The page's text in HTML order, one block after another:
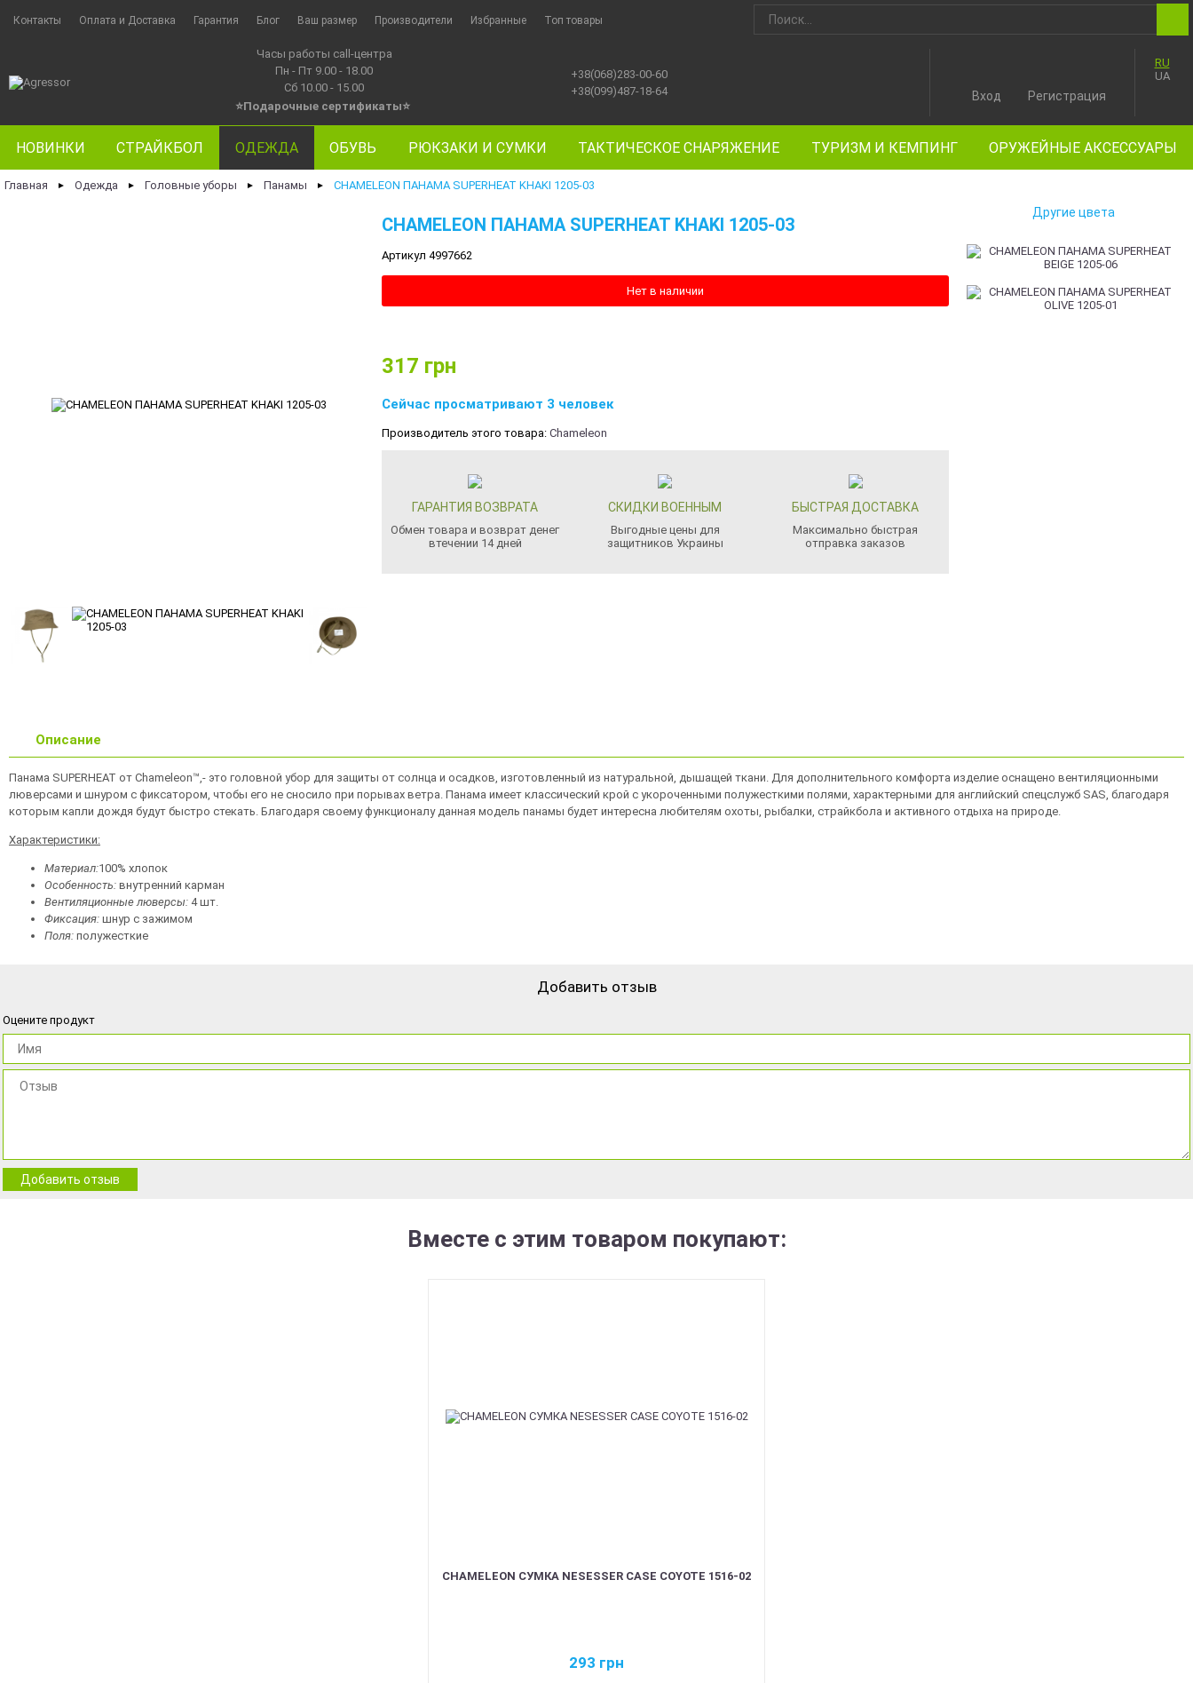
Контакты Оплата и Доставка Гарантия Блог Ваш размер Производители Избранные Топ товары
Часы работы call-центра
Пн - Пт 9.00 - 18.00
Сб 10.00 - 15.00
⭐Подарочные сертификаты⭐
+38(068)283-00-60
+38(099)487-18-64
RU
UA
Вход Регистрация
НОВИНКИ СТРАЙКБОЛ ОДЕЖДА ОБУВЬ РЮКЗАКИ И СУМКИ ТАКТИЧЕСКОЕ СНАРЯЖЕНИЕ ТУРИЗМ И КЕМПИНГ ОРУЖЕЙНЫЕ АКСЕССУАРЫ
Главная ► Одежда ► Головные уборы ► Панамы ► CHAMELEON ПАНАМА SUPERHEAT KHAKI 1205-03
CHAMELEON ПАНАМА SUPERHEAT KHAKI 1205-03
Артикул 4997662
Нет в наличии
317 грн
Сейчас просматривают 3 человек
Производитель этого товара: Chameleon
ГАРАНТИЯ ВОЗВРАТА
Обмен товара и возврат денег
втечении 14 дней
СКИДКИ ВОЕННЫМ
Выгодные цены для
защитников Украины
БЫСТРАЯ ДОСТАВКА
Максимально быстрая
отправка заказов
Другие цвета
Описание
Панама SUPERHEAT от Chameleon™,- это головной убор для защиты от солнца и осадков, изготовленный из натуральной, дышащей ткани. Для дополнительного комфорта изделие оснащено вентиляционными
люверсами и шнуром с фиксатором, чтобы его не сносило при порывах ветра. Панама имеет классический крой с укороченными полужесткими полями, характерными для английский спецслужб SAS, благодаря
которым капли дождя будут быстро стекать. Благодаря своему функционалу данная модель панамы будет интересна любителям охоты, рыбалки, страйкбола и активного отдыха на природе.
Характеристики:
Материал:100% хлопок
Особенность: внутренний карман
Вентиляционные люверсы: 4 шт.
Фиксация: шнур с зажимом
Поля: полужесткие
Добавить отзыв
Оцените продукт
Добавить отзыв
Вместе с этим товаром покупают:
CHAMELEON СУМКА NESESSER CASE COYOTE 1516-02
293 грн